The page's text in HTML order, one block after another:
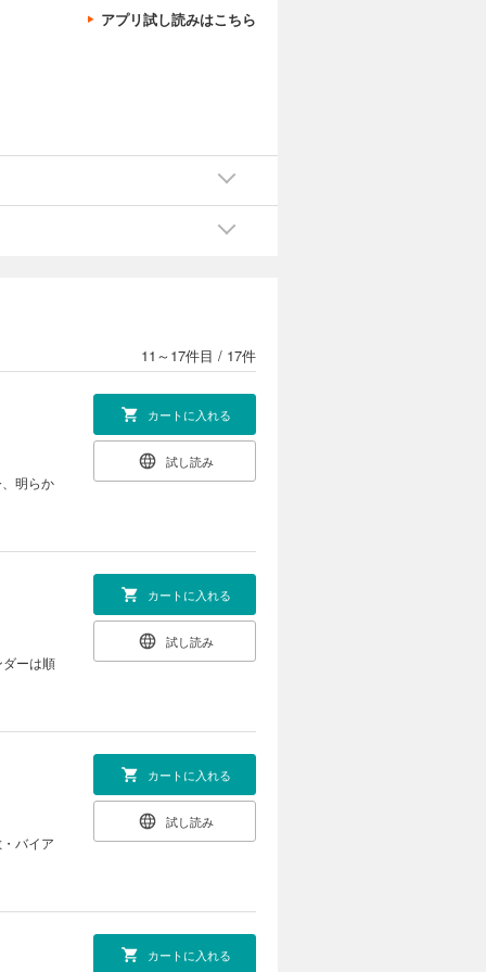
アプリ試し読みはこちら
11～17件目 / 17件
カートに入れる
明らか
カートに入れる
試し読み
ーは順
カートに入れる
試し読み
バイア
カートに入れる
試し読み
カートに入れる